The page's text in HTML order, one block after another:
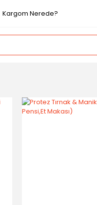
Kargom Nerede?